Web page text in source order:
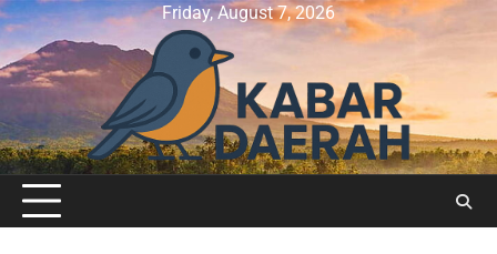
Skip
to
content
Friday, August 7, 2026